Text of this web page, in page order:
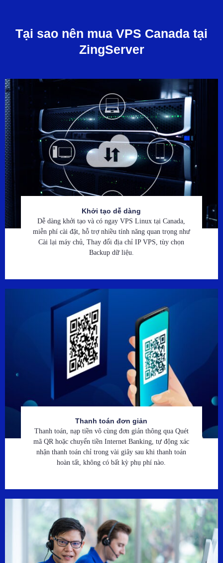
Tại sao nên mua VPS Canada tại
ZingServer
Khởi tạo dễ dàng
Dễ dàng khởi tạo và có ngay VPS Linux tại Canada,
miễn phí cài đặt, hỗ trợ nhiều tính năng quan trọng như
Cài lại máy chủ, Thay đổi địa chỉ IP VPS, tùy chọn
Backup dữ liệu.
Thanh toán đơn giản
Thanh toán, nạp tiền vô cùng đơn giản thông qua Quét
mã QR hoặc chuyển tiền Internet Banking, tự động xác
nhận thanh toán chỉ trong vài giây sau khi thanh toán
hoàn tất, không có bất kỳ phụ phí nào.